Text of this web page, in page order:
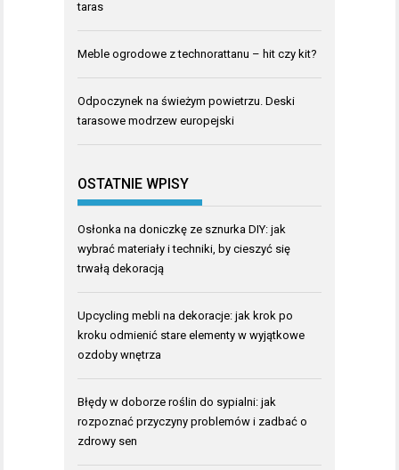
taras
Meble ogrodowe z technorattanu – hit czy kit?
Odpoczynek na świeżym powietrzu. Deski
tarasowe modrzew europejski
OSTATNIE WPISY
Osłonka na doniczkę ze sznurka DIY: jak
wybrać materiały i techniki, by cieszyć się
trwałą dekoracją
Upcycling mebli na dekoracje: jak krok po
kroku odmienić stare elementy w wyjątkowe
ozdoby wnętrza
Błędy w doborze roślin do sypialni: jak
rozpoznać przyczyny problemów i zadbać o
zdrowy sen